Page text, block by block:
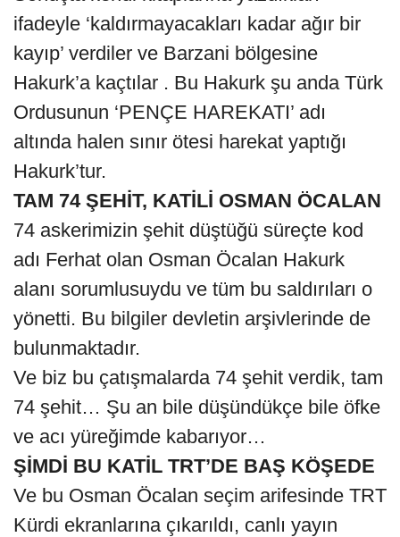
ifadeyle ‘kaldırmayacakları kadar ağır bir
kayıp’ verdiler ve Barzani bölgesine
Hakurk’a kaçtılar . Bu Hakurk şu anda Türk
Ordusunun ‘PENÇE HAREKATI’ adı
altında halen sınır ötesi harekat yaptığı
Hakurk’tur.
TAM 74 ŞEHİT, KATİLİ OSMAN ÖCALAN
74 askerimizin şehit düştüğü süreçte kod
adı Ferhat olan Osman Öcalan Hakurk
alanı sorumlusuydu ve tüm bu saldırıları o
yönetti. Bu bilgiler devletin arşivlerinde de
bulunmaktadır.
Ve biz bu çatışmalarda 74 şehit verdik, tam
74 şehit… Şu an bile düşündükçe bile öfke
ve acı yüreğimde kabarıyor…
ŞİMDİ BU KATİL TRT’DE BAŞ KÖŞEDE
Ve bu Osman Öcalan seçim arifesinde TRT
Kürdi ekranlarına çıkarıldı, canlı yayın